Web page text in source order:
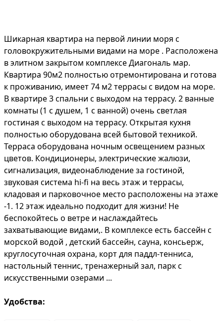
Шикарная квартира на первой линии моря с
головокружительными видами на море . Расположена
в элитном закрытом комплексе Диагональ мар.
Квартира 90м2 полностью отремонтирована и готова
к проживанию, имеет 74 м2 террасы с видом на море.
В квартире 3 спальни с выходом на террасу. 2 ванные
комнаты (1 с душем, 1 с ванной) очень светлая
гостиная с выходом на террасу. Открытая кухня
полностью оборудована всей бытовой техникой.
Терраса оборудована ночным освещением разных
цветов. Кондиционеры, электрические жалюзи,
сигнализация, видеонаблюдение за гостиной,
звуковая система hi-fi на весь этаж и террасы,
кладовая и парковочное место расположены на этаже
-1. 12 этаж идеально подходит для жизни! Не
беспокойтесь о ветре и наслаждайтесь
захватывающие видами,. В комплексе есть бассейн с
морской водой , детский бассейн, сауна, консьерж,
круглосуточная охрана, корт для паддл-тенниса,
настольный теннис, тренажерный зал, парк с
искусственными озерами ...
Удобства: